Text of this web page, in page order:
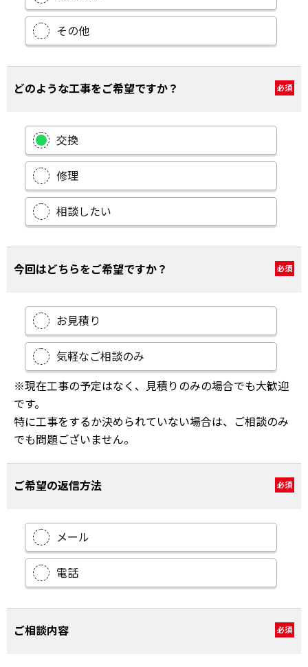
その他
どのような工事をご希望ですか？ 必須
交換
修理
相談したい
今回はどちらをご希望ですか？ 必須
お見積り
気軽なご相談のみ
※現在工事の予定はなく、見積りのみの場合でも大歓迎
です。
特に工事をするか決められていない場合は、ご相談のみ
でも問題ございません。
ご希望の返信方法 必須
メール
電話
ご相談内容 必須